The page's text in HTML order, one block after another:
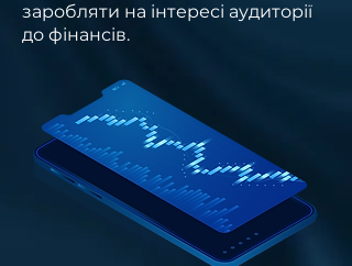
заробляти на інтересі аудиторії
до фінансів.